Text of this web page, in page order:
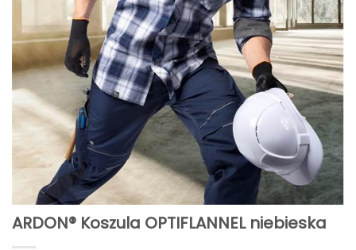
ARDON® Koszula OPTIFLANNEL niebieska